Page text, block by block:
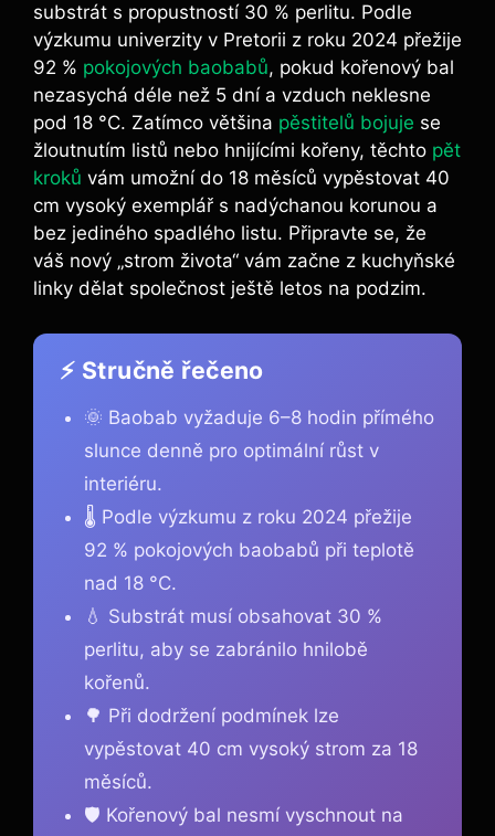
substrát s propustností 30 % perlitu. Podle
výzkumu univerzity v Pretorii z roku 2024 přežije
92 % pokojových baobabů, pokud kořenový bal
nezasychá déle než 5 dní a vzduch neklesne
pod 18 °C. Zatímco většina pěstitelů bojuje se
žloutnutím listů nebo hnijícími kořeny, těchto pět
kroků vám umožní do 18 měsíců vypěstovat 40
cm vysoký exemplář s nadýchanou korunou a
bez jediného spadlého listu. Připravte se, že
váš nový „strom života“ vám začne z kuchyňské
linky dělat společnost ještě letos na podzim.
⚡ Stručně řečeno
🌞 Baobab vyžaduje 6–8 hodin přímého
slunce denně pro optimální růst v
interiéru.
🌡️ Podle výzkumu z roku 2024 přežije
92 % pokojových baobabů při teplotě
nad 18 °C.
💧 Substrát musí obsahovat 30 %
perlitu, aby se zabránilo hnilobě
kořenů.
🌳 Při dodržení podmínek lze
vypěstovat 40 cm vysoký strom za 18
měsíců.
🛡️ Kořenový bal nesmí vyschnout na